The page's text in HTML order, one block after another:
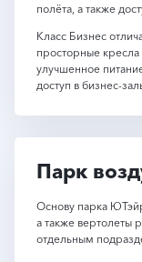
полёта, а также
Класс Бизнес
просторные кресла
улучшенное
доступ в бизнес-
Парк
Основу парка
а также вертолеты
отдельным